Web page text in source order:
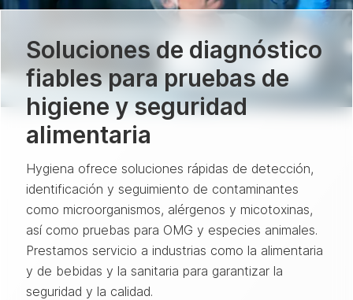
Soluciones de diagnóstico
fiables para pruebas de
higiene y seguridad
alimentaria
Hygiena ofrece soluciones rápidas de detección,
identificación y seguimiento de contaminantes
como microorganismos, alérgenos y micotoxinas,
así como pruebas para OMG y especies animales.
Prestamos servicio a industrias como la alimentaria
y de bebidas y la sanitaria para garantizar la
seguridad y la calidad.